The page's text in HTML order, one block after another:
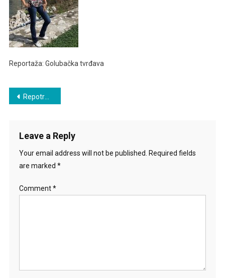
Reportaža: Golubačka tvrđava
Post
Repotraža: Golubačka tvrđava
Leave a Reply
Your email address will not be published.
Required fields
are marked *
Comment*